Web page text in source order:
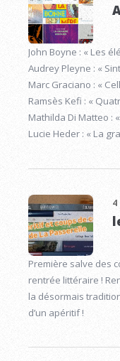
John Boyne : « Les
Audrey Pleyne : «
Marc Graciano : «
Ramsès Kefi : «
Mathilda Di Matteo :
Lucie Heder : « La
4
Première salve des
rentrée littéraire !
la désormais
d’un apéritif !